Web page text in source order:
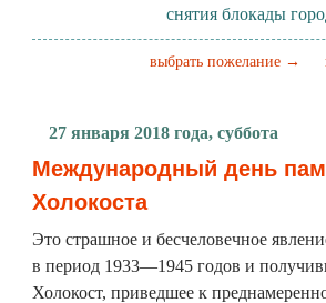
снятия блокады
выбрать пожелание →
27 января 2018 года, суббота
Международный день
Холокоста
Это страшное и бесчеловечное
в период 1933—1945 годов и
Холокост, приведшее к